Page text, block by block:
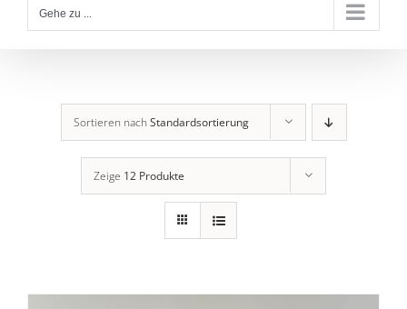
Gehe zu ...
Sortieren nach Standardsortierung
Zeige 12 Produkte